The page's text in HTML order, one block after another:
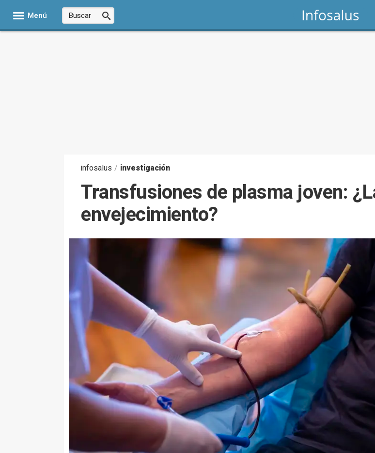
Menú
infosalus / investigación
Transfusiones de plasma joven:
envejecimiento?